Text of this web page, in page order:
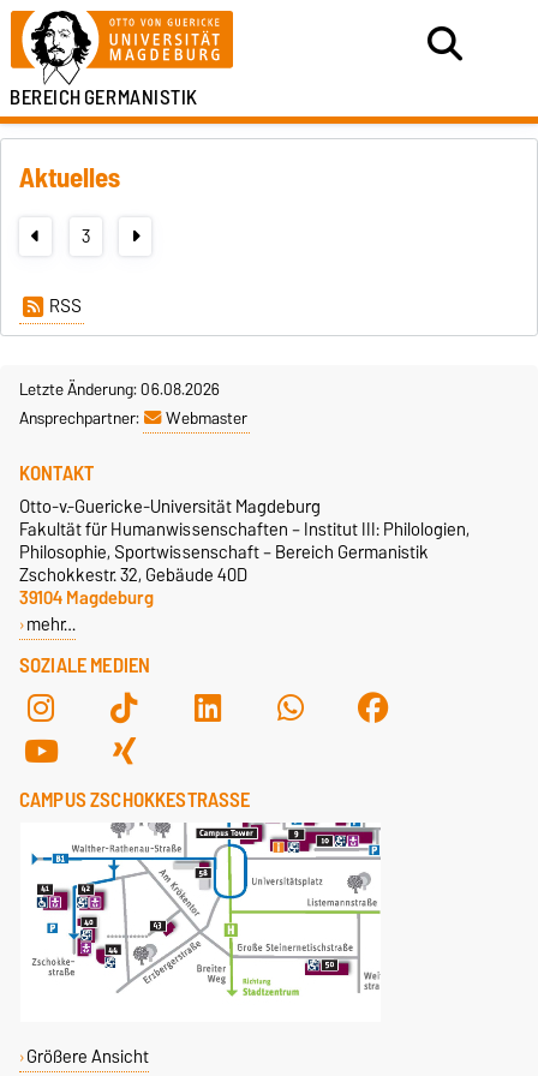
BEREICHGERMANISTIK
Aktuelles
3
RSS
Letzte Änderung: 06.08.2026
Ansprechpartner:
Webmaster
SOZIALE MEDIEN
KONTAKT
Otto-v.-Guericke-Universität Magdeburg
Fakultät für Humanwissenschaften – Institut III: Philologien,
Philosophie, Sportwissenschaft – Bereich Germanistik
Zschokkestr. 32, Gebäude 40D
39104 Magdeburg
mehr…
CAMPUS ZSCHOKKESTRASSE
Größere Ansicht